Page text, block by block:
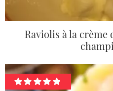
Raviolis à la crème